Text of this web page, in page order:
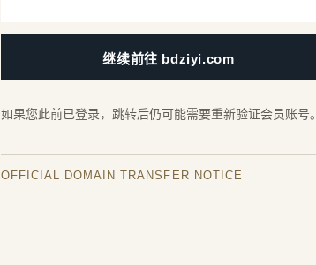
继续前往 bdziyi.com
如果您此前已登录，跳转后仍可能需要重新验证会员账号。
OFFICIAL DOMAIN TRANSFER NOTICE